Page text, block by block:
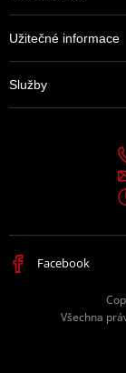
Užitečné informace
Služby
Facebook
Všechna